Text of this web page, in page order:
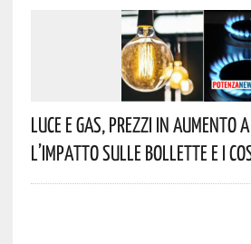
Luce E Gas, Prezzi In Aumento
L’impatto Sulle Bollette E I